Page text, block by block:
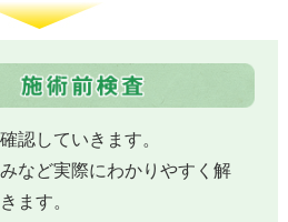
認していきます。
など実際にわかりやすく解
ます。